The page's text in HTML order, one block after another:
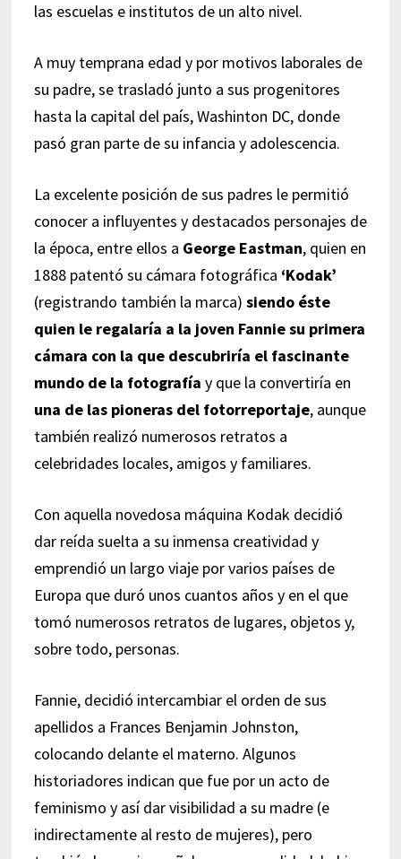
las escuelas e institutos de un alto nivel.
A muy temprana edad y por motivos laborales de
su padre, se trasladó junto a sus progenitores
hasta la capital del país, Washinton DC, donde
pasó gran parte de su infancia y adolescencia.
La excelente posición de sus padres le permitió
conocer a influyentes y destacados personajes de
la época, entre ellos a George Eastman, quien en
1888 patentó su cámara fotográfica ‘Kodak’
(registrando también la marca) siendo éste
quien le regalaría a la joven Fannie su primera
cámara con la que descubriría el fascinante
mundo de la fotografía y que la convertiría en
una de las pioneras del fotorreportaje, aunque
también realizó numerosos retratos a
celebridades locales, amigos y familiares.
Con aquella novedosa máquina Kodak decidió
dar reída suelta a su inmensa creatividad y
emprendió un largo viaje por varios países de
Europa que duró unos cuantos años y en el que
tomó numerosos retratos de lugares, objetos y,
sobre todo, personas.
Fannie, decidió intercambiar el orden de sus
apellidos a Frances Benjamin Johnston,
colocando delante el materno. Algunos
historiadores indican que fue por un acto de
feminismo y así dar visibilidad a su madre (e
indirectamente al resto de mujeres), pero